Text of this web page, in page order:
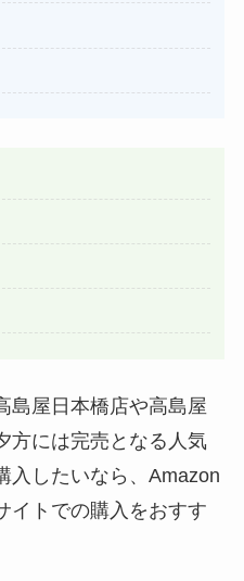
ビニに売ってる？ネット
？
島屋日本橋店や高島屋
方には完売となる人気
入したいなら、Amazon
イトでの購入をおすす